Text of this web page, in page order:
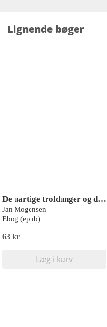
Lignende bøger
De uartige troldunger og deres søstre
Jan Mogensen
Ebog (epub)
63 kr
Læg i kurv